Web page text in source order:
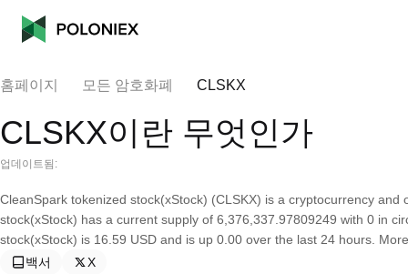
홈페이지 모든 암호화폐 CLSKX
CLSKX이란 무엇인가
업데이트됨:
CleanSpark tokenized stock(xStock) (CLSKX) is a cryptocurrency
stock(xStock) has a current supply of 6,376,337.97809249 with 0 in
stock(xStock) is 16.59 USD and is up 0.00 over the last 24 hours.
백서
X